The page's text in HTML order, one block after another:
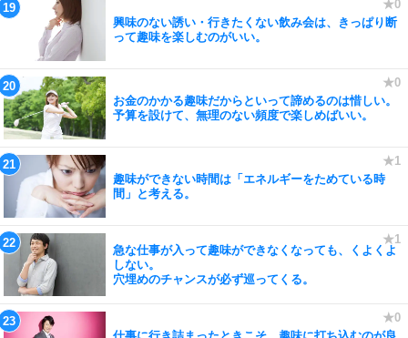
興味のない誘い・行きたくない飲み会は、きっぱり断
って趣味を楽しむのがいい。
お金のかかる趣味だからといって諦めるのは惜しい。
予算を設けて、無理のない頻度で楽しめばいい。
趣味ができない時間は「エネルギーをためている時
間」と考える。
急な仕事が入って趣味ができなくなっても、くよくよ
しない。
穴埋めのチャンスが必ず巡ってくる。
仕事に行き詰まったときこそ、趣味に打ち込むのが良